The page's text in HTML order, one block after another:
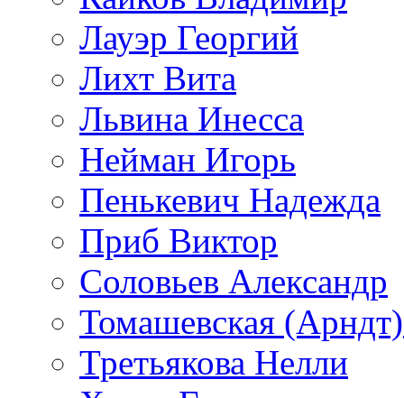
Лауэр Георгий
Лихт Вита
Львина Инесса
Нейман Игорь
Пенькевич Надежда
Приб Виктор
Соловьев Александр
Томашевская
Третьякова Нелли